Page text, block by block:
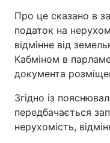
Про це сказано в
податок на
відмінне від
Кабміном в
документа
Згідно із
передбачається
нерухомість,